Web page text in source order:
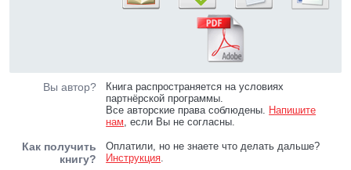
Вы автор?
Книга распространяется на условиях
партнёрской программы.
Все авторские права соблюдены. Напишите
нам, если Вы не согласны.
Как получить
книгу?
Оплатили, но не знаете что делать дальше?
Инструкция.